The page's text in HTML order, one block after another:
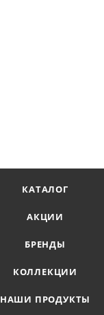
КАТАЛОГ
АКЦИИ
БРЕНДЫ
КОЛЛЕКЦИИ
НАШИ ПРОДУКТЫ